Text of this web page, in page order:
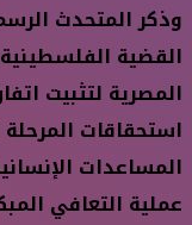
وذكر المتحدث
القضية
المصرية لتثبيت
استحقاقات المرحلة
المساعدات
عملية التعافي